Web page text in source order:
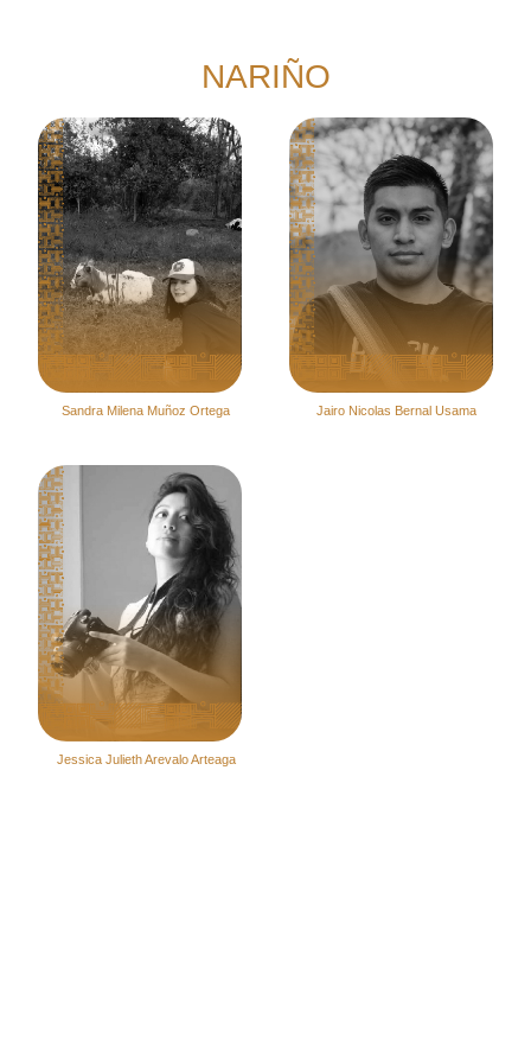
NARIÑO
Sandra Milena Muñoz Ortega Jairo Nicolas Bernal Usama
Jessica Julieth Arevalo Arteaga